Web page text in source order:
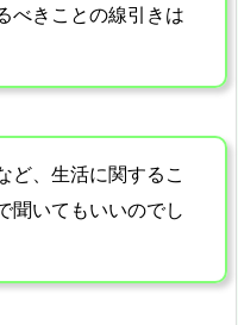
べきことの線引きは
ど、生活に関するこ
聞いてもいいのでし